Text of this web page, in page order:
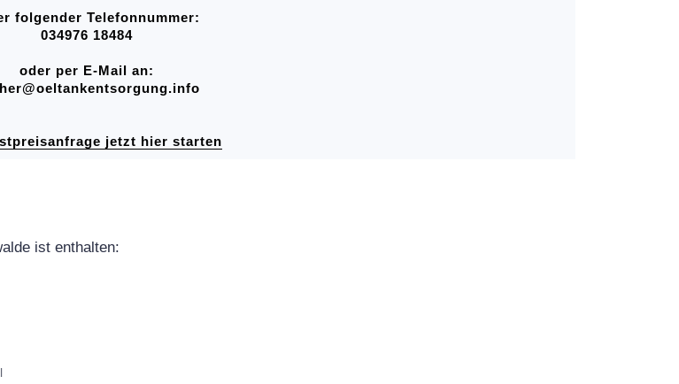
folgender Telefonnummer:
034976 18484
oder per E-Mail an:
jetzt hier starten
ist enthalten: